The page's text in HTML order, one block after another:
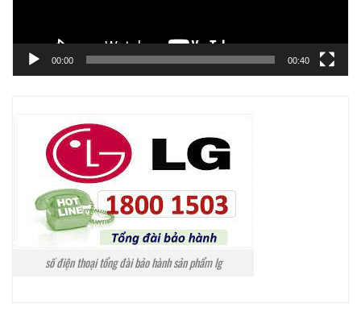
00:00 00:40
số điện thoại tổng đài bảo hành sản phẩm lg